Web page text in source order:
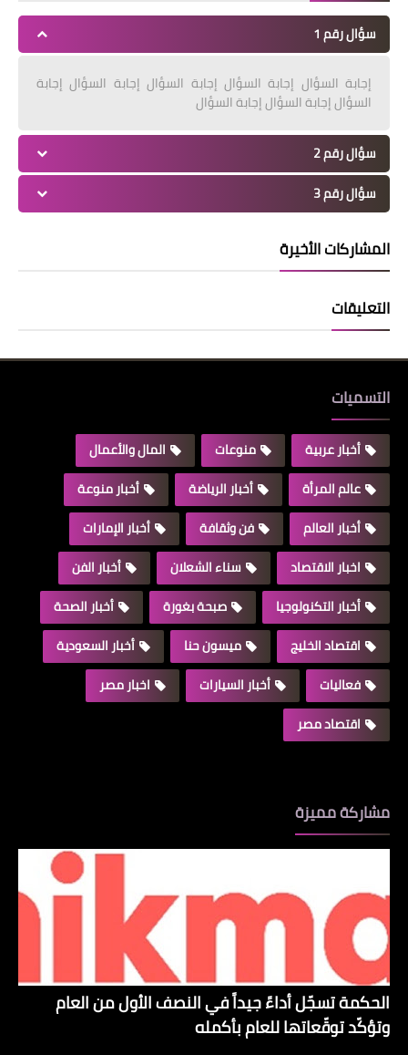
سؤال رقم 1
إجابة السؤال إجابة السؤال إجابة السؤال إجابة السؤال إجابة
السؤال إجابة السؤال إجابة السؤال
سؤال رقم 2
سؤال رقم 3
المشاركات الأخيرة
التعليقات
التسميات
أخبار عربية منوعات
المال والأعمال
عالم المرأة
أخبار الرياضة
أخبار منوعة
أخبار العالم
فن وثقافة
أخبار الإمارات
اخبار الاقتصاد
سناء الشعلان
أخبار الفن
أخبار التكنولوجيا
صبحة بغورة
أخبار الصحة
اقتصاد الخليج
ميسون حنا
أخبار السعودية
فعاليات
أخبار السيارات
اخبار مصر
اقتصاد مصر
مشاركة مميزة
الحكمة تسجّل أداءً جيداً في النصف الأول من العام
وتؤكّد توقّعاتها للعام بأكمله